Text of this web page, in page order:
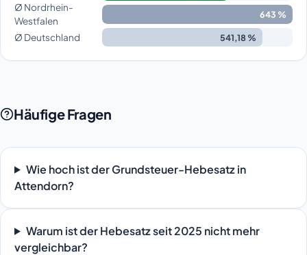
Ø Nordrhein-
Westfalen
643 %
Ø Deutschland 541,18 %
Häufige Fragen
Wie hoch ist der Grundsteuer-Hebesatz in
Attendorn?
Warum ist der Hebesatz seit 2025 nicht mehr
vergleichbar?